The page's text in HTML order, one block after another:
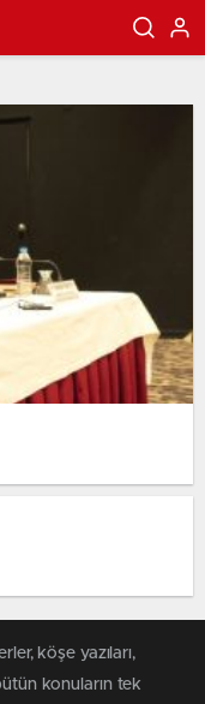
köşe yazıları,
konuların tek